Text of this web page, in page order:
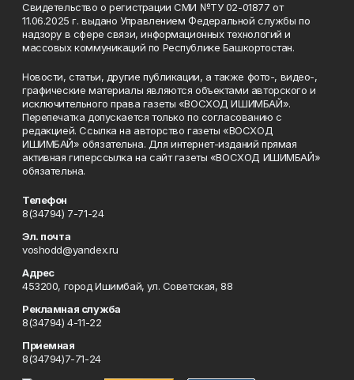
Свидетельство о регистрации СМИ №ТУ 02-01877 от
11.06.2025 г. выдано Управлением Федеральной службы по
надзору в сфере связи, информационных технологий и
массовых коммуникаций по Республике Башкортостан.
Новости, статьи, другие публикации, а также фото-, видео-,
графические материалы являются объектами авторского и
исключительного права газеты «ВОСХОД ИШИМБАЙ».
Перепечатка допускается только по согласованию с
редакцией. Ссылка на авторство газеты «ВОСХОД
ИШИМБАЙ» обязательна. Для интернет-изданий прямая
активная гиперссылка на сайт газеты «ВОСХОД ИШИМБАЙ»
обязательна.
Телефон
8(34794) 7-71-24
Эл. почта
voshodd@yandex.ru
Адрес
453200, город Ишимбай, ул. Советская, 88
Рекламная служба
8(34794) 4-11-22
Приемная
8(34794)7-71-24